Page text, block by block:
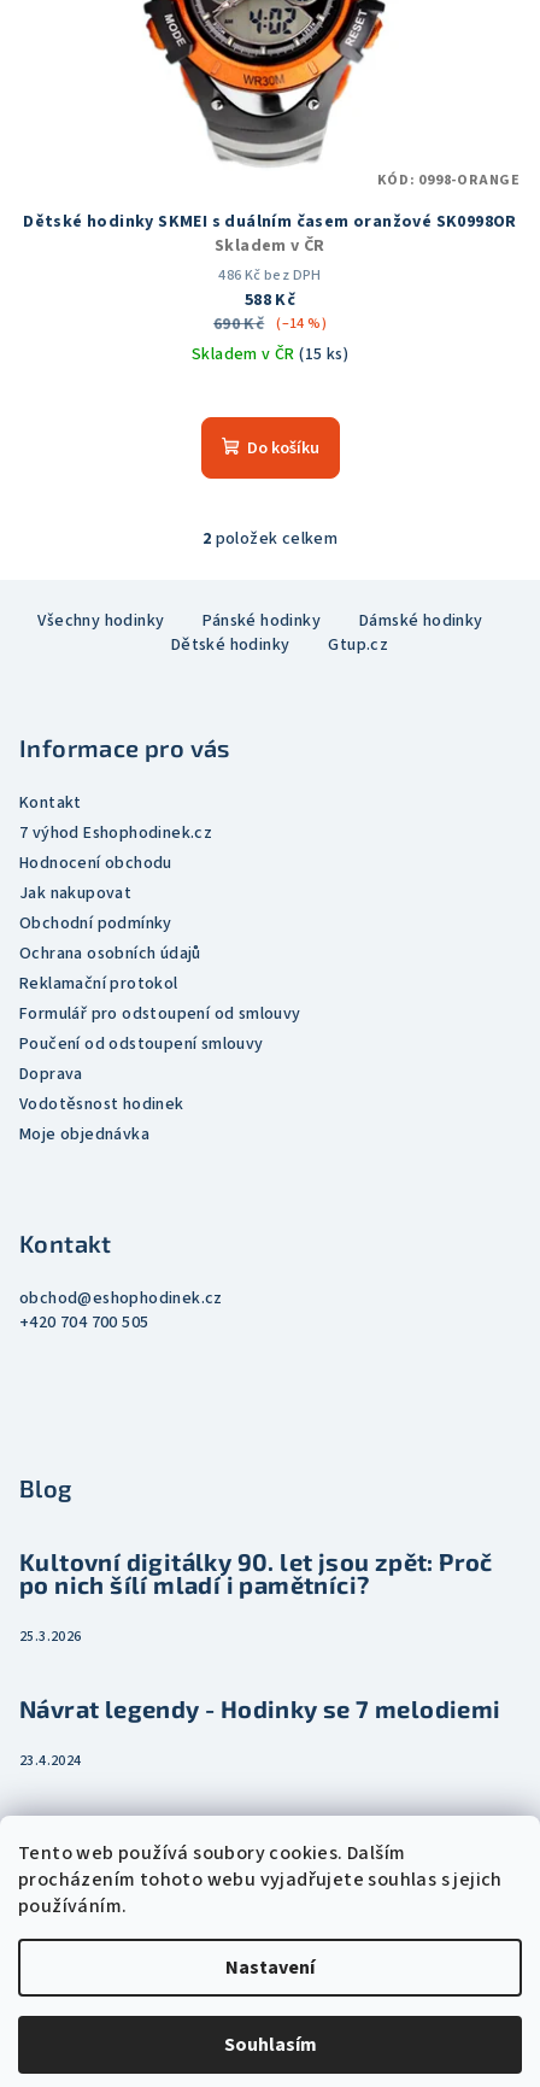
Tento web používá soubory cookies. Dalším
procházením tohoto webu vyjadřujete souhlas s jejich
používáním.
Nastavení
Souhlasím
Dětské hodinky SKMEI s duálním časem oranžové SK0998OR
Skladem v ČR
486 Kč bez DPH
588 Kč
690 Kč (–14 %)
Skladem v ČR(15 ks)
hodnocení
produktu
5
Do košíku
KÓD: 0998-ORANGE
O
á
d
s
2 položek celkem
Všechny hodinky Pánské hodinky
Dámské hodinky
Dětské hodinky
Gtup.cz
Informace pro vás
Kontakt
7 výhod Eshophodinek.cz
Hodnocení obchodu
Jak nakupovat
Obchodní podmínky
Ochrana osobních údajů
Reklamační protokol
Formulář pro odstoupení od smlouvy
Poučení od odstoupení smlouvy
Doprava
Vodotěsnost hodinek
Moje objednávka
Kontakt
obchod@eshophodinek.cz
+420 704 700 505
Blog
Kultovní digitálky 90. let jsou zpět: Proč
po nich šílí mladí i pamětníci?
25.3.2026
Návrat legendy - Hodinky se 7 melodiemi
23.4.2024
jako dárek
15.2.2024
Vytvořil Shoptet